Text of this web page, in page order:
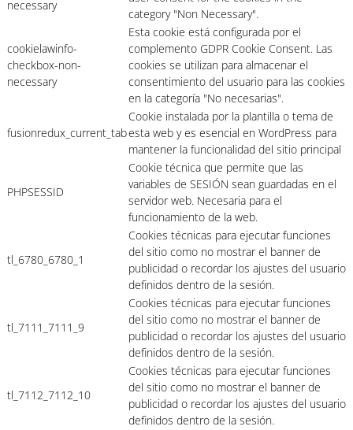
necessary
category "Non Necessary".
cookielawinfo-
checkbox-non-
necessary
Esta cookie está configurada por el
complemento GDPR Cookie Consent. Las
cookies se utilizan para almacenar el
consentimiento del usuario para las cookies
en la categoría "No necesarias".
fusionredux_current_tab
Cookie instalada por la plantilla o tema de
esta web y es esencial en WordPress para
mantener la funcionalidad del sitio principal
PHPSESSID
Cookie técnica que permite que las
variables de SESIÓN sean guardadas en el
servidor web. Necesaria para el
funcionamiento de la web.
tl_6780_6780_1
Cookies técnicas para ejecutar funciones
del sitio como no mostrar el banner de
publicidad o recordar los ajustes del usuario
definidos dentro de la sesión.
tl_7111_7111_9
Cookies técnicas para ejecutar funciones
del sitio como no mostrar el banner de
publicidad o recordar los ajustes del usuario
definidos dentro de la sesión.
tl_7112_7112_10
Cookies técnicas para ejecutar funciones
del sitio como no mostrar el banner de
publicidad o recordar los ajustes del usuario
definidos dentro de la sesión.